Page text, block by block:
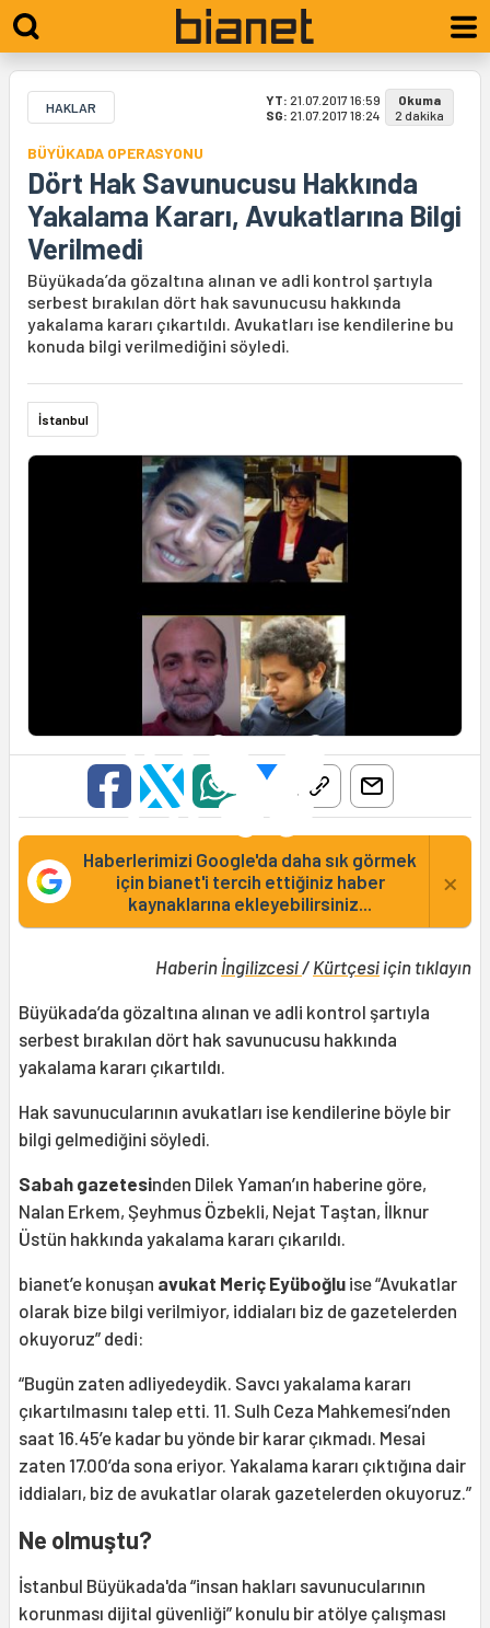
HAKLAR YT: 21.07.2017 16:59
SG: 21.07.2017 18:24
Okuma
2 dakika
BÜYÜKADA OPERASYONU
Dört Hak Savunucusu Hakkında
Yakalama Kararı, Avukatlarına Bilgi
Verilmedi
Büyükada’da gözaltına alınan ve adli kontrol şartıyla
serbest bırakılan dört hak savunucusu hakkında
yakalama kararı çıkartıldı. Avukatları ise kendilerine bu
konuda bilgi verilmediğini söyledi.
İstanbul
Haberlerimizi Google'da daha sık görmek
için bianet'i tercih ettiğiniz haber
kaynaklarına ekleyebilirsiniz...
×
Haberin İngilizcesi/ Kürtçesiiçin tıklayın
Büyükada’da gözaltına alınan ve adli kontrol şartıyla
serbest bırakılan dört hak savunucusu hakkında
yakalama kararı çıkartıldı.
Hak savunucularının avukatları ise kendilerine böyle bir
bilgi gelmediğini söyledi.
Sabah gazetesinden Dilek Yaman’ın haberine göre,
Nalan Erkem, Şeyhmus Özbekli, Nejat Taştan, İlknur
Üstün hakkında yakalama kararı çıkarıldı.
bianet’e konuşan avukat Meriç Eyüboğlu ise “Avukatlar
olarak bize bilgi verilmiyor, iddiaları biz de gazetelerden
okuyoruz” dedi:
“Bugün zaten adliyedeydik. Savcı yakalama kararı
çıkartılmasını talep etti. 11. Sulh Ceza Mahkemesi’nden
saat 16.45’e kadar bu yönde bir karar çıkmadı. Mesai
zaten 17.00’da sona eriyor. Yakalama kararı çıktığına dair
iddiaları, biz de avukatlar olarak gazetelerden okuyoruz.”
Ne olmuştu?
İstanbul Büyükada'da “insan hakları savunucularının
korunması dijital güvenliği” konulu bir atölye çalışması